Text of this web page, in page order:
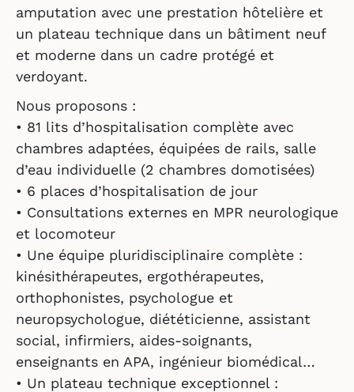
amputation avec une prestation hôtelière et
un plateau technique dans un bâtiment neuf
et moderne dans un cadre protégé et
verdoyant.
Nous proposons :
• 81 lits d’hospitalisation complète avec
chambres adaptées, équipées de rails, salle
d’eau individuelle (2 chambres domotisées)
• 6 places d’hospitalisation de jour
• Consultations externes en MPR neurologique
et locomoteur
• Une équipe pluridisciplinaire complète :
kinésithérapeutes, ergothérapeutes,
orthophonistes, psychologue et
neuropsychologue, diététicienne, assistant
social, infirmiers, aides-soignants,
enseignants en APA, ingénieur biomédical…
• Un plateau technique exceptionnel :